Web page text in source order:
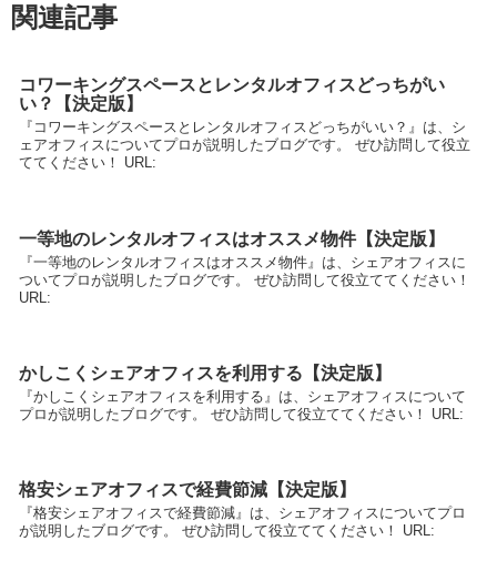
関連記事
コワーキングスペースとレンタルオフィスどっちがい
い？【決定版】
『コワーキングスペースとレンタルオフィスどっちがいい？』は、シ
ェアオフィスについてプロが説明したブログです。 ぜひ訪問して役立
ててください！ URL:
一等地のレンタルオフィスはオススメ物件【決定版】
『一等地のレンタルオフィスはオススメ物件』は、シェアオフィスに
ついてプロが説明したブログです。 ぜひ訪問して役立ててください！
URL:
かしこくシェアオフィスを利用する【決定版】
『かしこくシェアオフィスを利用する』は、シェアオフィスについて
プロが説明したブログです。 ぜひ訪問して役立ててください！ URL:
格安シェアオフィスで経費節減【決定版】
『格安シェアオフィスで経費節減』は、シェアオフィスについてプロ
が説明したブログです。 ぜひ訪問して役立ててください！ URL: